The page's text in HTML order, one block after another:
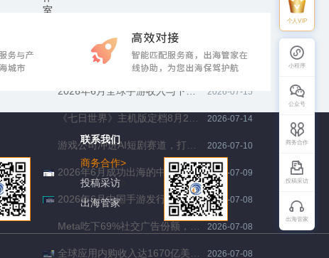
短剧出海，钱在“蒸发”
DoorDash和西门子正在用中国AI降本，全球AI市场正在分层 2026-07-16
2026-07-15
2026-07-14
2026-07-10
2026年6月成功出海的中国手游 -《杖剑传说》登顶收入增长榜，《鸣潮》联动《赛博朋克》持续推高海外收入 2026-07-09
2026年6月中国手游发行商全球收入排行榜 2026-07-08
2026-07-08
2026-07-08
联系我们
商务合作>
投稿采访
出海管家>
个人VIP
小程序
公众号
商务合作
投稿采访
出海管家